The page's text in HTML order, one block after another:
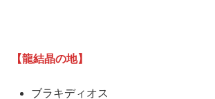
【龍結晶の地】
ブラキディオス